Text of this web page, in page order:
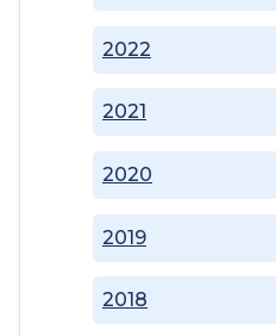
2018
2019
2020
2021
2022